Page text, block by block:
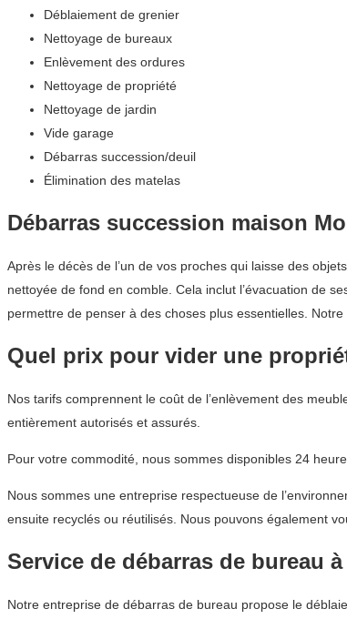
Déblaiement de grenier
Nettoyage de bureaux
Enlèvement des ordures
Nettoyage de propriété
Nettoyage de jardin
Vide garage
Débarras succession/deuil
Élimination des matelas
Débarras succession maison
Après le décès de l’un de vos proches qui laisse des
nettoyée de fond en comble. Cela inclut l’évacuation de
permettre de penser à des choses plus essentielles.
Quel prix pour vider une
Nos tarifs comprennent le coût de l’enlèvement des
entièrement autorisés et assurés.
Pour votre commodité, nous sommes disponibles 24
Nous sommes une entreprise respectueuse de
ensuite recyclés ou réutilisés. Nous pouvons également
Service de débarras de bureau
Notre entreprise de débarras de bureau propose le